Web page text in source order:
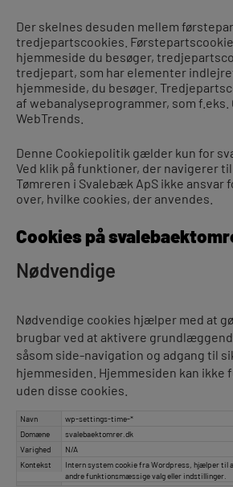
Der skelnes desuden mellem
tredjepartscookies.
hjemmeside du besøger,
tredjepart, som har elementer
hjemmeside, du besøger.
af webanalyseprogrammer, som f.eks.
WebTrends.
Denne Cookiepolitik gælder kun for
Ved klik på funktioner, der navigerer
Tømreren i Svalebæk ApS ikke ansvar
over, hvilke cookies, der anvendes.
Cookies på
Nødvendige
Nødvendige cookies hjælper med at
brugbar ved at aktivere
såsom side-navigation og adgang til
hjemmesiden. Hjemmesiden kan ikke
uden disse cookies.
Navn
wp-settings-time-*
Domæne
svalebaektomrer.dk
Varighed
N/A
Kontekst
Intern system cookie fra Wordpress, hjælper til
andre funktionsmæssige valg eller indstillinger.